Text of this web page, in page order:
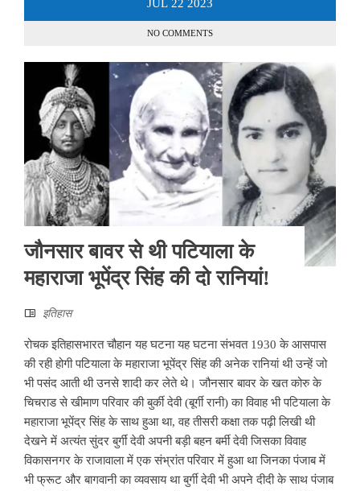
JUL 22 2023
NO COMMENTS
जौनसार बावर से थी पटियाला के
महाराजा भूपेंद्र सिंह की दो रानियां!
इतिहास
रोचक इतिहासभारत चौहान यह घटना यह घटना संभवत 1930 के आसपास
की रही होगी पटियाला के महाराजा भूपेंद्र सिंह की अनेक रानियां थी उन्हें जो
भी पसंद आती थी उनसे शादी कर लेते थे। जौनसार बावर के खत कोरु के
चिचराड से खीमाण परिवार की बुर्की देवी (बूर्गी रानी) का विवाह भी पटियाला के
महाराजा भूपेंद्र सिंह के साथ हुआ था, वह तीसरी कक्षा तक पढ़ी लिखी थी
देखने में अत्यंत सुंदर बुर्गीं देवी अपनी बड़ी बहन बर्मी देवी जिसका विवाह
विकासनगर के राजावाला में एक संभ्रांत परिवार में हुआ था जिनका पंजाब में
भी फ्रूट और बागवानी का व्यवसाय था बुर्गी देवी भी अपने दीदी के साथ पंजाब